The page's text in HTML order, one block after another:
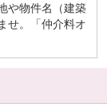
や物件名（建築
せ。「仲介料オ